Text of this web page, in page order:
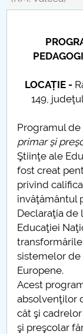
Nr. de telefon
Informations
Români de
Facultés
STUDENTI CUP
Ghiduri pentru
Relations
Relations
PNRR
Proiect (PRIM
LOCAȚIE -
149,
Programul de
primar şi
Ştiinţe ale
fost creat
privind
învăţământul
Declaraţia de
Educaţiei
sistemelor
Europene.
Acest
absolvenţilor
cât şi
şi preşcolar